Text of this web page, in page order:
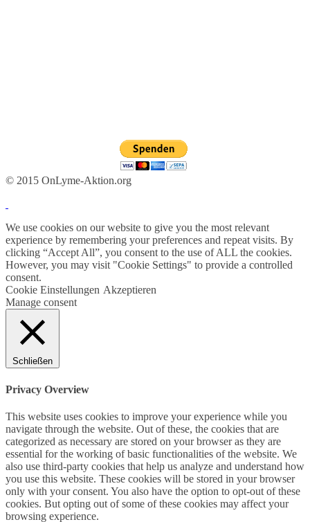
© 2015 OnLyme-Aktion.org
We use cookies on our website to give you the most relevant
experience by remembering your preferences and repeat visits. By
clicking “Accept All”, you consent to the use of ALL the cookies.
However, you may visit "Cookie Settings" to provide a controlled
consent.
Cookie Einstellungen Akzeptieren
Manage consent
Schließen
Privacy Overview
This website uses cookies to improve your experience while you
navigate through the website. Out of these, the cookies that are
categorized as necessary are stored on your browser as they are
essential for the working of basic functionalities of the website. We
also use third-party cookies that help us analyze and understand how
you use this website. These cookies will be stored in your browser
only with your consent. You also have the option to opt-out of these
cookies. But opting out of some of these cookies may affect your
browsing experience.